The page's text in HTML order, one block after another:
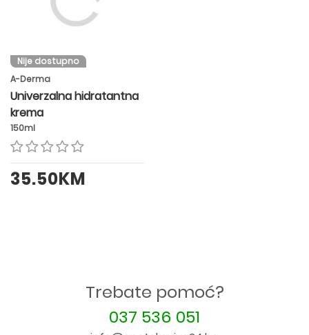
Nije dostupno
A-Derma
Univerzalna hidratantna
krema
150ml
35.50KM
Trebate pomoć?
037 536 051